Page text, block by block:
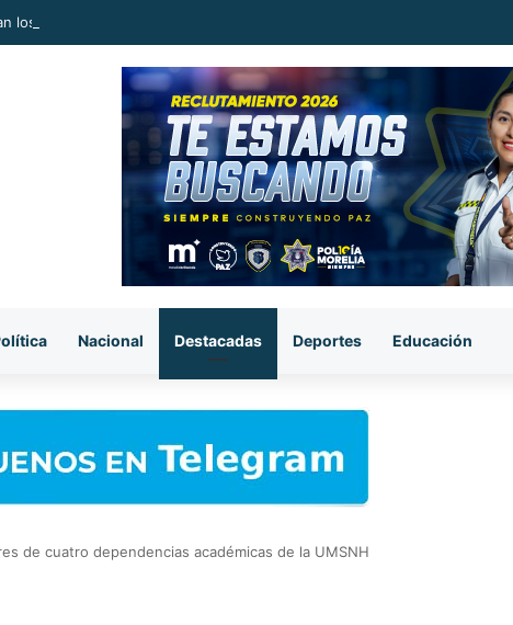
los cuerpos de un hombre y una mujer en una parcela de Álvaro Obregón
Nacional Destacadas Deportes Educación
de cuatro dependencias académicas de la UMSNH